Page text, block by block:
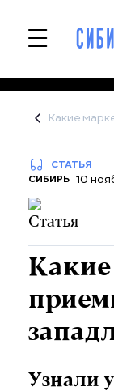
Какие
СТАТЬЯ
СИБИРЬ 10
Узнали